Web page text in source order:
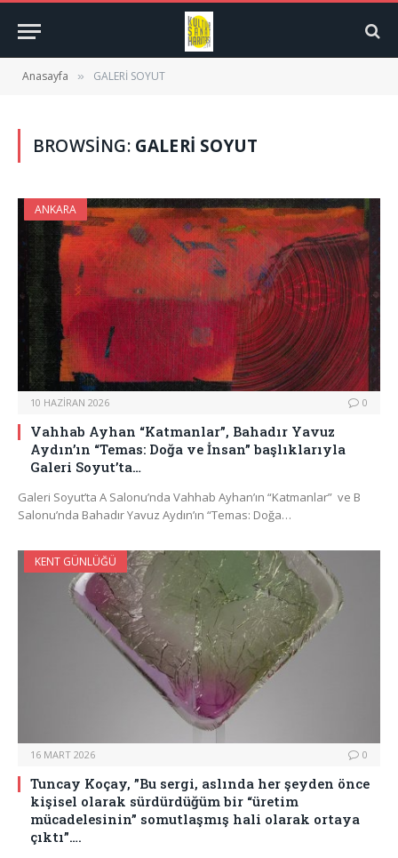
Anasayfa » GALERİ SOYUT
BROWSING: GALERİ SOYUT
ANKARA
10 HAZIRAN 2026 0
Vahhab Ayhan “Katmanlar”, Bahadır Yavuz
Aydın’ın “Temas: Doğa ve İnsan” başlıklarıyla
Galeri Soyut’ta…
Galeri Soyut’ta A Salonu’nda Vahhab Ayhan’ın “Katmanlar” ve B
Salonu’nda Bahadır Yavuz Aydın’ın “Temas: Doğa…
KENT GÜNLÜĞÜ
16 MART 2026 0
Tuncay Koçay, ”Bu sergi, aslında her şeyden önce
kişisel olarak sürdürdüğüm bir “üretim
mücadelesinin” somutlaşmış hali olarak ortaya
çıktı”….